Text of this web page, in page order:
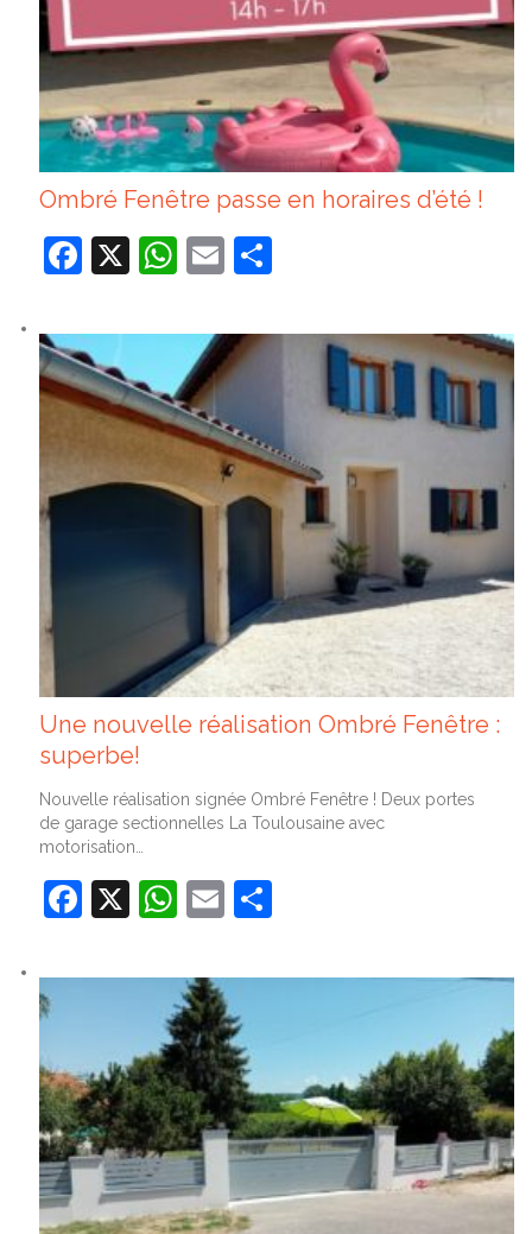
Ombré Fenêtre passe en horaires d’été !
Facebook
X WhatsApp
Email
Une nouvelle réalisation Ombré Fenêtre :
superbe!
Nouvelle réalisation signée Ombré Fenêtre ! Deux portes
de garage sectionnelles La Toulousaine avec
motorisation…
Facebook
X WhatsApp
Email